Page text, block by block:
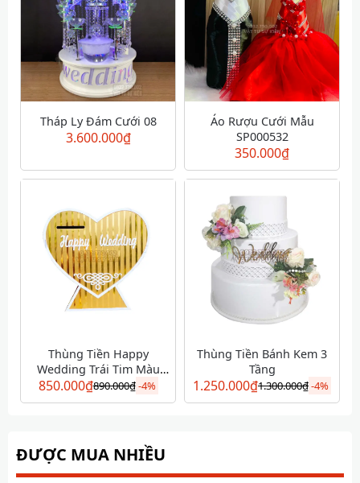
Tháp Ly Đám Cưới 08
3.600.000₫
Áo Rượu Cưới Mẫu
SP000532
350.000₫
Thùng Tiền Happy
Wedding Trái Tim Màu
Vàng
850.000₫890.000₫-4%
Thùng Tiền Bánh Kem 3
Tầng
1.250.000₫1.300.000₫-4%
ĐƯỢC MUA NHIỀU